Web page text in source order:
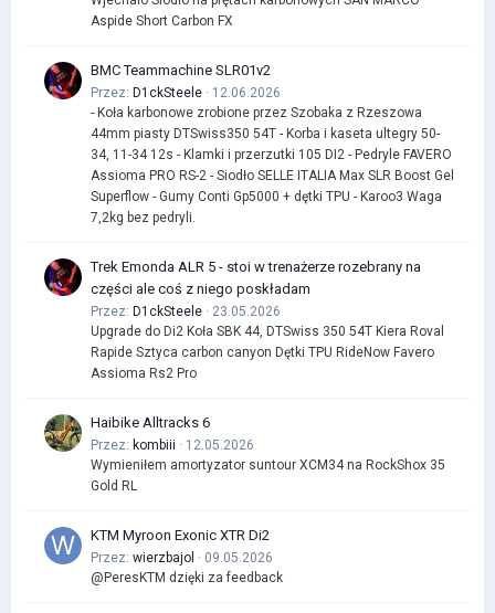
Aspide Short Carbon FX
BMC Teammachine SLR01v2
Przez: D1ckSteele · 12.06.2026
- Koła karbonowe zrobione przez Szobaka z Rzeszowa
44mm piasty DTSwiss350 54T - Korba i kaseta ultegry 50-
34, 11-34 12s - Klamki i przerzutki 105 DI2 - Pedryle FAVERO
Assioma PRO RS-2 - Siodło SELLE ITALIA Max SLR Boost Gel
Superflow - Gumy Conti Gp5000 + dętki TPU - Karoo3 Waga
7,2kg bez pedryli.
Trek Emonda ALR 5 - stoi w trenażerze rozebrany na
części ale coś z niego poskładam
Przez: D1ckSteele · 23.05.2026
Upgrade do Di2 Koła SBK 44, DTSwiss 350 54T Kiera Roval
Rapide Sztyca carbon canyon Dętki TPU RideNow Favero
Assioma Rs2 Pro
Haibike Alltracks 6
Przez: kombiii · 12.05.2026
Wymieniłem amortyzator suntour XCM34 na RockShox 35
Gold RL
KTM Myroon Exonic XTR Di2
Przez: wierzbajol · 09.05.2026
@PeresKTM dzięki za feedback